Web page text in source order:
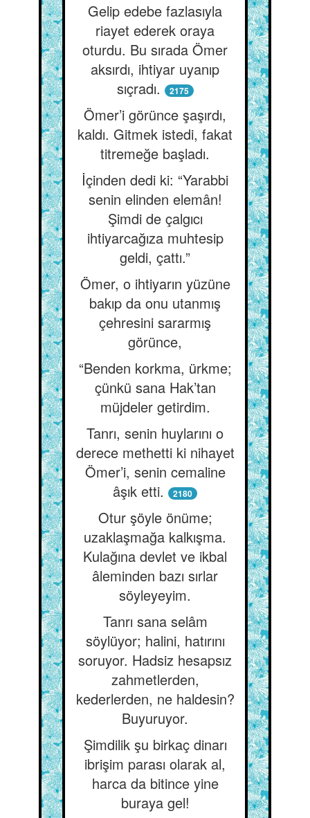
Gelip edebe fazlasıyla
riayet ederek oraya
oturdu. Bu sırada Ömer
aksırdı, ihtiyar uyanıp
sıçradı.
2175
Ömer’i görünce şaşırdı,
kaldı. Gitmek istedi, fakat
titremeğe başladı.
İçinden dedi ki: “Yarabbi
senin elinden elemân!
Şimdi de çalgıcı
ihtiyarcağıza muhtesip
geldi, çattı.”
Ömer, o ihtiyarın yüzüne
bakıp da onu utanmış
çehresini sararmış
görünce,
“Benden korkma, ürkme;
çünkü sana Hak’tan
müjdeler getirdim.
Tanrı, senin huylarını o
derece methetti ki nihayet
Ömer’i, senin cemaline
âşık etti.
2180
Otur şöyle önüme;
uzaklaşmağa kalkışma.
Kulağına devlet ve ikbal
âleminden bazı sırlar
söyleyeyim.
Tanrı sana selâm
söylüyor; halini, hatırını
soruyor. Hadsiz hesapsız
zahmetlerden,
kederlerden, ne haldesin?
Buyuruyor.
Şimdilik şu birkaç dinarı
ibrişim parası olarak al,
harca da bitince yine
buraya gel!